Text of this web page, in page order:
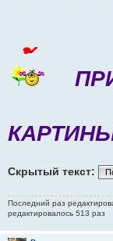
Скрытый текст:
Последний раз
редактировалось 513 раз